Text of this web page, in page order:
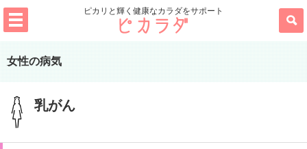
ピカリと輝く健康なカラダをサポート
女性の病気
乳がん